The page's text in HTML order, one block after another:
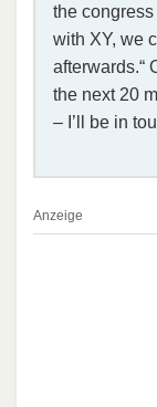
the
with XY, we
afterwards.“
the next 20
– I’ll be in
Anzeige